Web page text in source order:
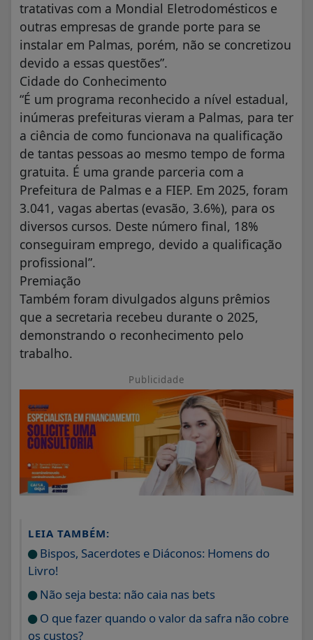
tratativas com a Mondial Eletrodomésticos e
outras empresas de grande porte para se
instalar em Palmas, porém, não se concretizou
devido a essas questões”.
Cidade do Conhecimento
“É um programa reconhecido a nível estadual,
inúmeras prefeituras vieram a Palmas, para ter
a ciência de como funcionava na qualificação
de tantas pessoas ao mesmo tempo de forma
gratuita. É uma grande parceria com a
Prefeitura de Palmas e a FIEP. Em 2025, foram
3.041, vagas abertas (evasão, 3.6%), para os
diversos cursos. Deste número final, 18%
conseguiram emprego, devido a qualificação
profissional”.
Premiação
Também foram divulgados alguns prêmios
que a secretaria recebeu durante o 2025,
demonstrando o reconhecimento pelo
trabalho.
Publicidade
LEIA TAMBÉM:
Bispos, Sacerdotes e Diáconos: Homens do
Livro!
Não seja besta: não caia nas bets
O que fazer quando o valor da safra não cobre
os custos?